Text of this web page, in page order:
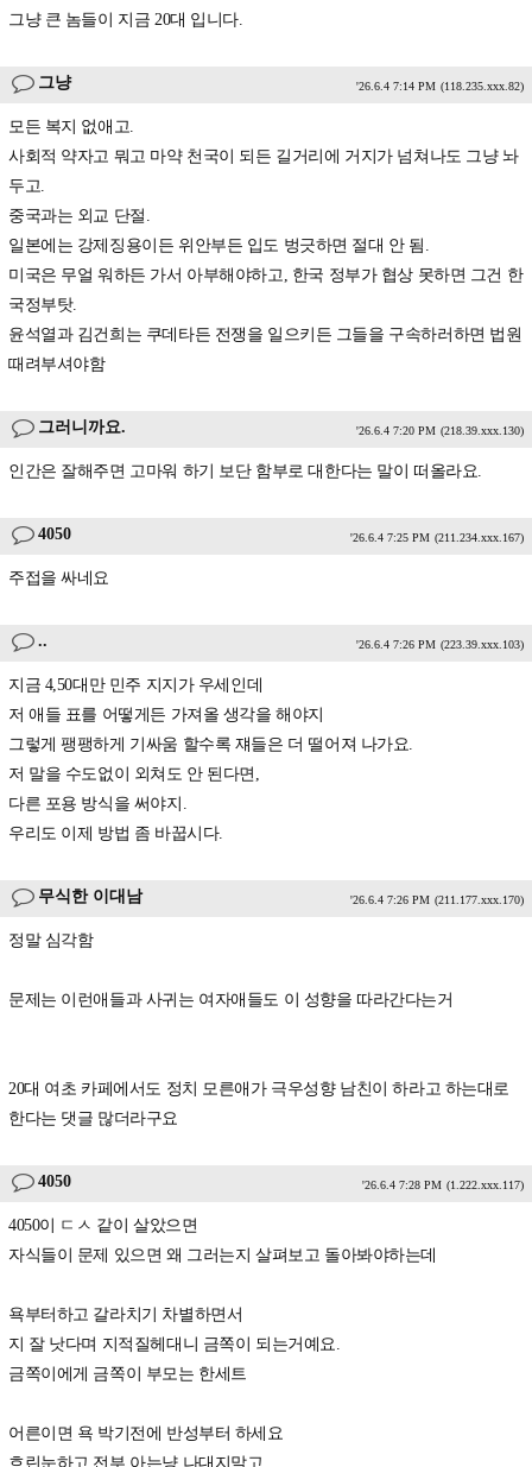
그냥 큰 놈들이 지금 20대 입니다.
그냥 '26.6.4 7:14 PM (118.235.xxx.82)
모든 복지 없애고.
사회적 약자고 뭐고 마약 천국이 되든 길거리에 거지가 넘쳐나도 그냥 놔
두고.
중국과는 외교 단절.
일본에는 강제징용이든 위안부든 입도 벙긋하면 절대 안 됨.
미국은 무얼 워하든 가서 아부해야하고, 한국 정부가 협상 못하면 그건 한
국정부탓.
윤석열과 김건희는 쿠데타든 전쟁을 일으키든 그들을 구속하러하면 법원
때려부셔야함
그러니까요. '26.6.4 7:20 PM (218.39.xxx.130)
인간은 잘해주면 고마워 하기 보단 함부로 대한다는 말이 떠올라요.
4050 '26.6.4 7:25 PM (211.234.xxx.167)
주접을 싸네요
.. '26.6.4 7:26 PM (223.39.xxx.103)
지금 4,50대만 민주 지지가 우세인데
저 애들 표를 어떻게든 가져올 생각을 해야지
그렇게 팽팽하게 기싸움 할수록 쟤들은 더 떨어져 나가요.
저 말을 수도없이 외쳐도 안 된다면,
다른 포용 방식을 써야지.
우리도 이제 방법 좀 바꿉시다.
무식한 이대남 '26.6.4 7:26 PM (211.177.xxx.170)
정말 심각함
문제는 이런애들과 사귀는 여자애들도 이 성향을 따라간다는거
20대 여초 카페에서도 정치 모른애가 극우성향 남친이 하라고 하는대로
한다는 댓글 많더라구요
4050 '26.6.4 7:28 PM (1.222.xxx.117)
4050이 ㄷㅅ 같이 살았으면
자식들이 문제 있으면 왜 그러는지 살펴보고 돌아봐야하는데
욕부터하고 갈라치기 차별하면서
지 잘 낫다며 지적질헤대니 금쪽이 되는거예요.
금쪽이에게 금쪽이 부모는 한세트
어른이면 욕 박기전에 반성부터 하세요
흐린눈하고 전부 아는냥 나대지말고